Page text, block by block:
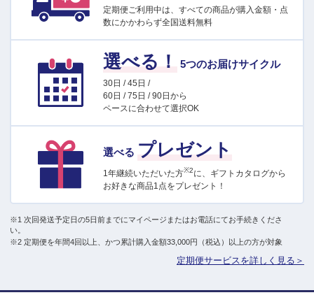
定期便ご利用中は、すべての商品が購入金額・点
数にかかわらず全国送料無料
選べる！ 5つのお届けサイクル
30日 / 45日 /
60日 / 75日 / 90日から
ペースに合わせて選択OK
選べる プレゼント
1年継続いただいた方※2に、ギフトカタログから
お好きな商品1点をプレゼント！
※1 次回発送予定日の5日前までにマイページまたはお電話にてお手続きくださ
い。
※2 定期便を年間4回以上、かつ累計購入金額33,000円（税込）以上の方が対象
定期便サービスを詳しく見る＞